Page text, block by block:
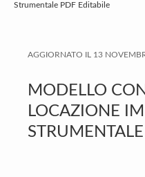
a
n
c
o
r
m
a
r
o
t
e
r
Strumentale PDF Editabile
AGGIORNATO IL 13
MODELLO
LOCAZIONE